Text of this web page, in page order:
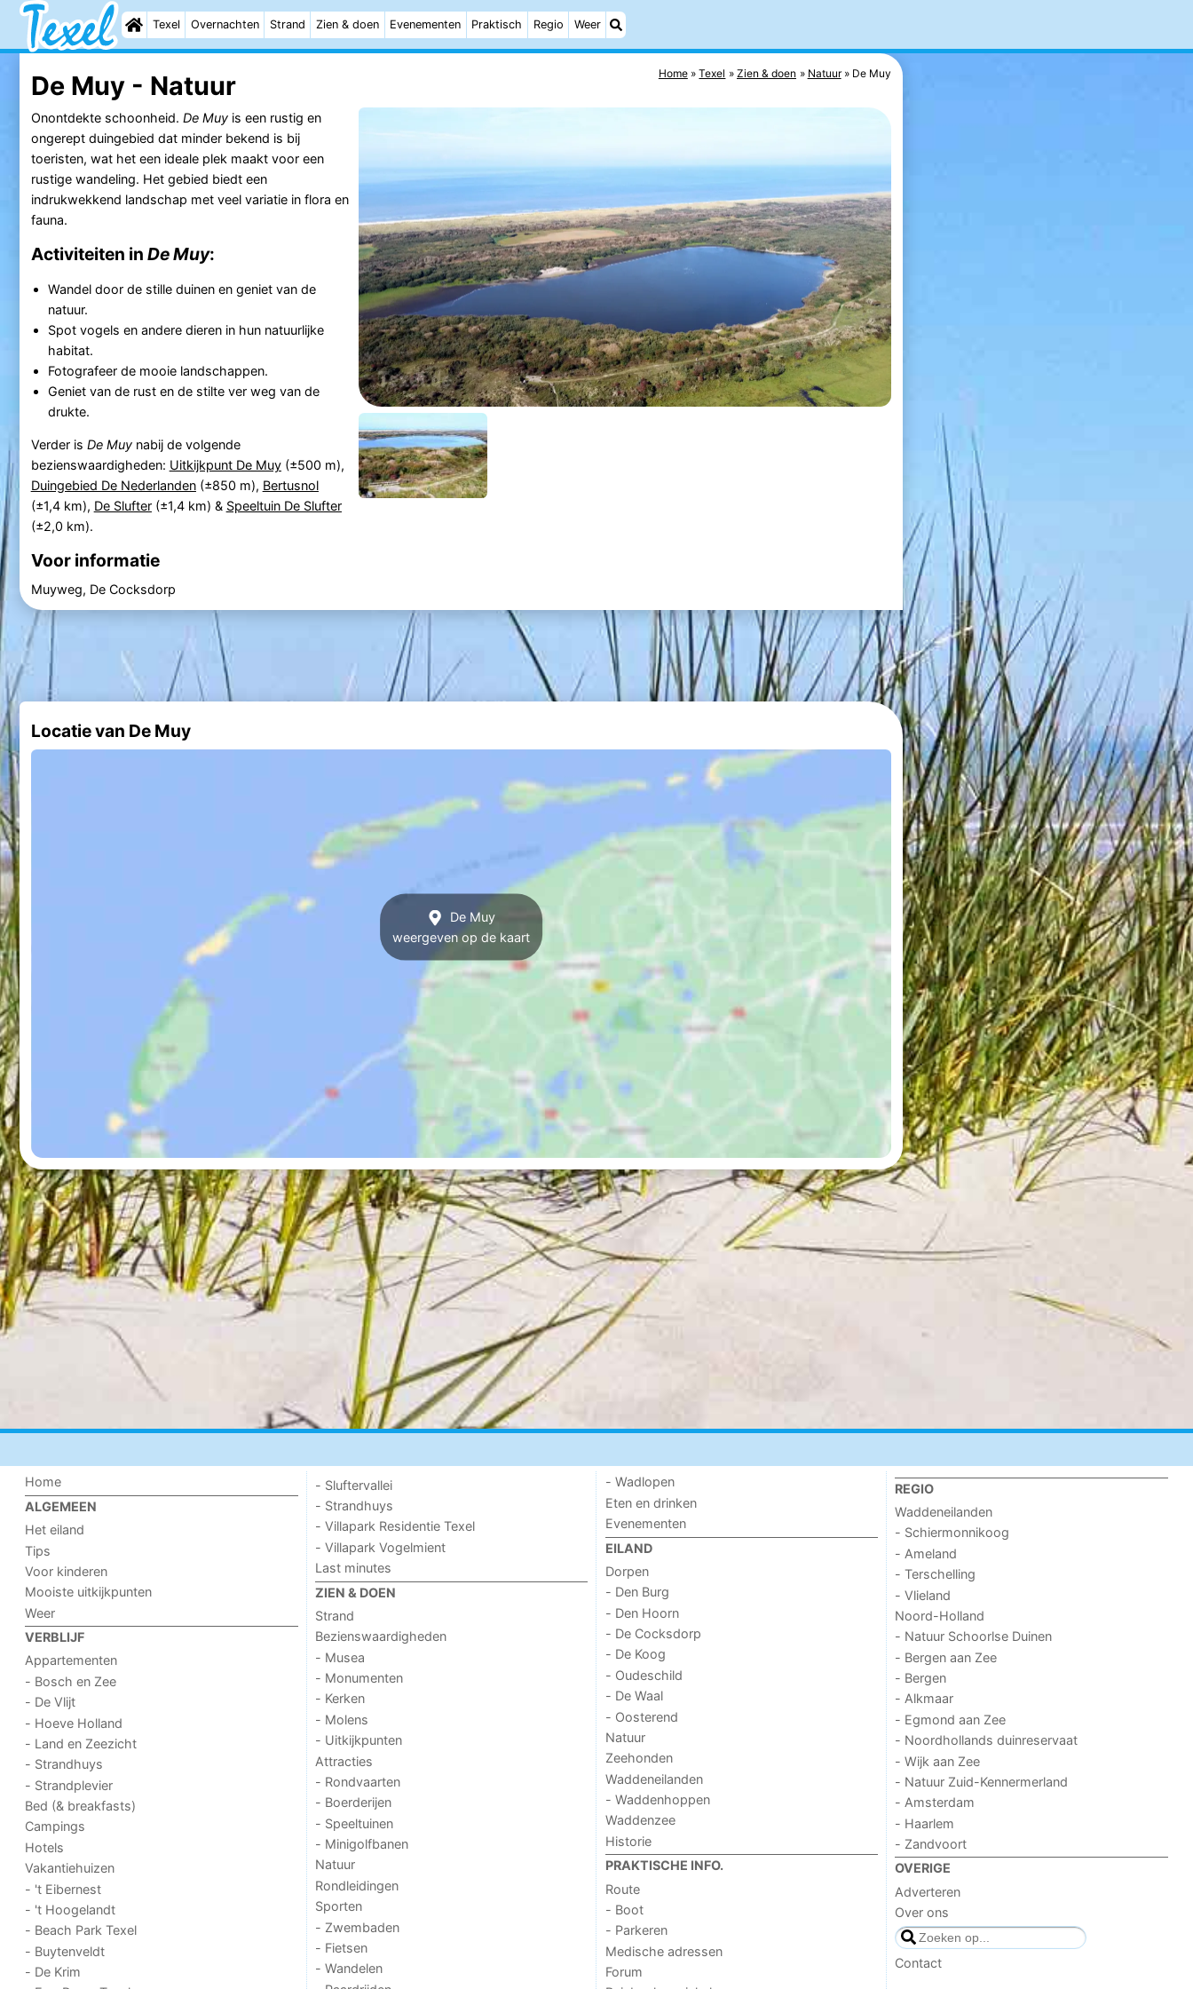
Texel Overnachten Strand Zien & doen Evenementen Praktisch Regio Weer
Home Texel Zien & doen Natuur De Muy
De Muy - Natuur
Onontdekte schoonheid. De Muyis een rustig en
ongerept duingebied dat minder bekend is bij
toeristen, wat het een ideale plek maakt voor een
rustige wandeling. Het gebied biedt een
indrukwekkend landschap met veel variatie in flora en
fauna.
Activiteiten in De Muy:
Wandel door de stille duinen en geniet van de
natuur.
Spot vogels en andere dieren in hun natuurlijke
habitat.
Fotografeer de mooie landschappen.
Geniet van de rust en de stilte ver weg van de
drukte.
Verder is De Muynabij de volgende
bezienswaardigheden: Uitkijkpunt De Muy(±500 m),
Duingebied De Nederlanden(±850 m), Bertusnol
(±1,4 km), De Slufter(±1,4 km) & Speeltuin De Slufter
(±2,0 km).
Voor informatie
Muyweg, De Cocksdorp
Locatie van De Muy
De Muy
weergeven op de kaart
Home
ALGEMEEN
Het eiland
Tips
Voor kinderen
Mooiste uitkijkpunten
Weer
VERBLIJF
Appartementen
- Bosch en Zee
- De Vlijt
- Hoeve Holland
- Land en Zeezicht
- Strandhuys
- Strandplevier
Bed (& breakfasts)
Campings
Hotels
Vakantiehuizen
- 't Eibernest
- 't Hoogelandt
- Beach Park Texel
- Buytenveldt
- De Krim
- Sluftervallei
- Strandhuys
- Villapark Residentie Texel
- Villapark Vogelmient
Last minutes
ZIEN & DOEN
Strand
Bezienswaardigheden
- Musea
- Monumenten
- Kerken
- Molens
- Uitkijkpunten
Attracties
- Rondvaarten
- Boerderijen
- Speeltuinen
- Minigolfbanen
Natuur
Rondleidingen
Sporten
- Zwembaden
- Fietsen
- Wandelen
- Wadlopen
Eten en drinken
Evenementen
EILAND
Dorpen
- Den Burg
- Den Hoorn
- De Cocksdorp
- De Koog
- Oudeschild
- De Waal
- Oosterend
Natuur
Zeehonden
Waddeneilanden
- Waddenhoppen
Waddenzee
Historie
PRAKTISCHE INFO.
Route
- Boot
- Parkeren
Medische adressen
Forum
REGIO
Waddeneilanden
- Schiermonnikoog
- Ameland
- Terschelling
- Vlieland
Noord-Holland
- Natuur Schoorlse Duinen
- Bergen aan Zee
- Bergen
- Alkmaar
- Egmond aan Zee
- Noordhollands duinreservaat
- Wijk aan Zee
- Natuur Zuid-Kennermerland
- Amsterdam
- Haarlem
- Zandvoort
OVERIGE
Adverteren
Over ons
Contact